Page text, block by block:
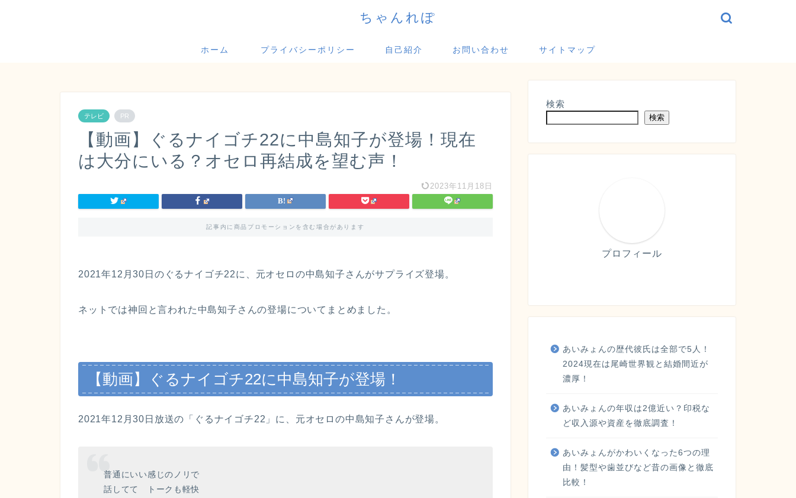
ちゃんれぽ
ホーム プライバシーポリシー 自己紹介 お問い合わせ サイトマップ
テレビ PR
【動画】ぐるナイゴチ22に中島知子が登場！現在
は大分にいる？オセロ再結成を望む声！
2023年11月18日
記事内に商品プロモーションを含む場合があります
2021年12月30日のぐるナイゴチ22に、元オセロの中島知子さんがサプライズ登場。
ネットでは神回と言われた中島知子さんの登場についてまとめました。
【動画】ぐるナイゴチ22に中島知子が登場！
2021年12月30日放送の「ぐるナイゴチ22」に、元オセロの中島知子さんが登場。
普通にいい感じのノリで
話してて トークも軽快
検索
検索
プロフィール
あいみょんの歴代彼氏は全部で5人！
2024現在は尾崎世界観と結婚間近が
濃厚！
あいみょんの年収は2億近い？印税な
ど収入源や資産を徹底調査！
あいみょんがかわいくなった6つの理
由！髪型や歯並びなど昔の画像と徹底
比較！